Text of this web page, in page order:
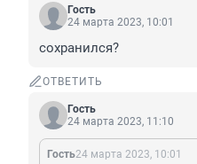
Гость
24 марта 2023, 10:01
сохранился?
ОТВЕТИТЬ
Гость
24 марта 2023, 11:10
Гость24 марта 2023, 10:01